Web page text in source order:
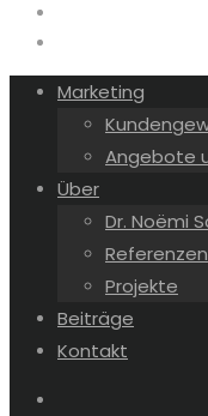
Marketing
Angebote
Über
Dr. Noëmi
Referenzen
Projekte
Beiträge
Kontakt